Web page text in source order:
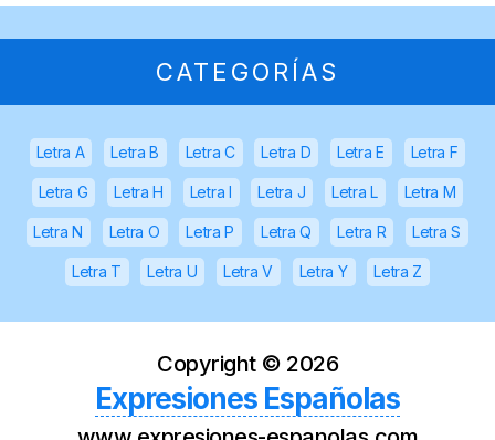
CATEGORÍAS
Letra A Letra B Letra C Letra D Letra E Letra F
Letra G Letra H Letra I Letra J Letra L Letra M
Letra N Letra O Letra P Letra Q Letra R Letra S
Letra T Letra U Letra V Letra Y Letra Z
Copyright © 2026
Expresiones Españolas